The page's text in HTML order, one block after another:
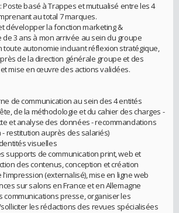
Poste basé à Trappes et mutualisé entre les 4
au total 7 marques.
développer la fonction marketing &
3 ans à mon arrivée au sein du groupe
toute autonomie incluant réflexion stratégique,
de la direction générale groupe et des
mise en œuvre des actions validées.
de communication au sein des 4 entités
de la méthodologie et du cahier des charges -
et analyse des données - recommandations
restitution auprès des salariés)
visuelles
supports de communication print, web et
des contenus, conception et création
(externalisé), mise en ligne web
sur salons en France et en Allemagne
communications presse, organiser les
les rédactions des revues spécialisées